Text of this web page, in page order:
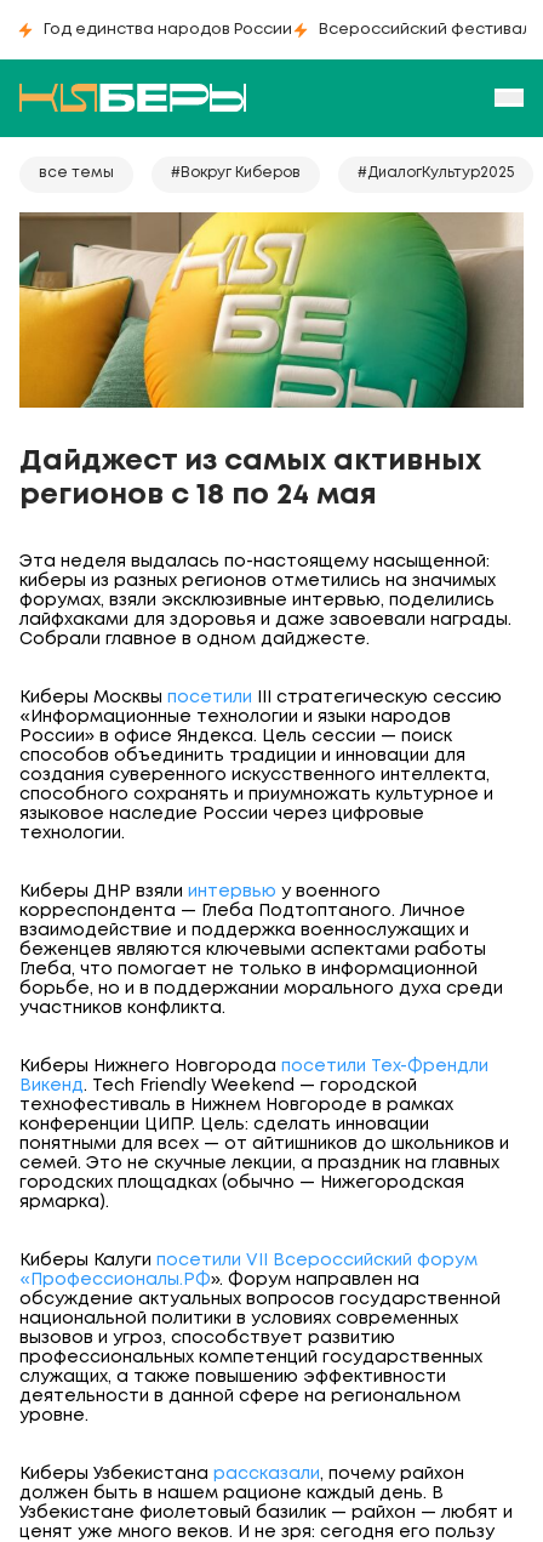
Год единства народов России Всероссийский фестиваль
все темы #Вокруг Киберов #ДиалогКультур2025
Дайджест из самых активных
регионов с 18 по 24 мая
Эта неделя выдалась по-настоящему насыщенной:
киберы из разных регионов отметились на значимых
форумах, взяли эксклюзивные интервью, поделились
лайфхаками для здоровья и даже завоевали награды.
Собрали главное в одном дайджесте.
Киберы Москвы посетили
III стратегическую сессию
«Информационные технологии и языки народов
России» в офисе Яндекса. Цель сессии — поиск
способов объединить традиции и инновации для
создания суверенного искусственного интеллекта,
способного сохранять и приумножать культурное и
языковое наследие России через цифровые
технологии.
Киберы ДНР взяли интервью у военного
корреспондента — Глеба Подтоптаного. Личное
взаимодействие и поддержка военнослужащих и
беженцев являются ключевыми аспектами работы
Глеба, что помогает не только в информационной
борьбе, но и в поддержании морального духа среди
участников конфликта.
Киберы Нижнего Новгорода посетили Тех-Френдли
Викенд. Tech Friendly Weekend — городской
технофестиваль в Нижнем Новгороде в рамках
конференции ЦИПР. Цель: сделать инновации
понятными для всех — от айтишников до школьников и
семей. Это не скучные лекции, а праздник на главных
городских площадках (обычно — Нижегородская
ярмарка).
Киберы Калуги посетили VII Всероссийский форум
«Профессионалы.РФ». Форум направлен на
обсуждение актуальных вопросов государственной
национальной политики в условиях современных
вызовов и угроз, способствует развитию
профессиональных компетенций государственных
служащих, а также повышению эффективности
деятельности в данной сфере на региональном
уровне.
Киберы Узбекистана рассказали, почему райхон
должен быть в нашем рационе каждый день. В
Узбекистане фиолетовый базилик — райхон — любят и
ценят уже много веков. И не зря: сегодня его пользу